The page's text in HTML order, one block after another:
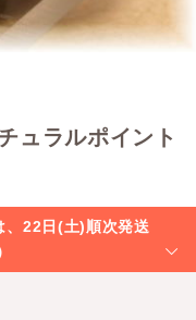
ュラルポイント
22日(土)順次発送